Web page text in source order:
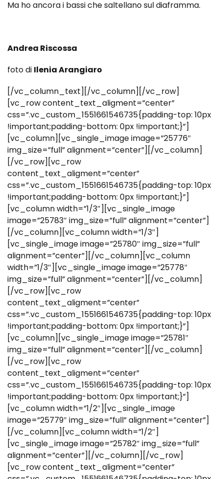
Ma ho ancora i bassi che saltellano sul diaframma.
Andrea Riscossa
foto di Ilenia Arangiaro
[/vc_column_text][/vc_column][/vc_row]
[vc_row content_text_aligment=”center”
css=”.vc_custom_1551661546735{padding-top: 10px
!important;padding-bottom: 0px !important;}”]
[vc_column][vc_single_image image=”25776″
img_size=”full” alignment=”center”][/vc_column]
[/vc_row][vc_row
content_text_aligment=”center”
css=”.vc_custom_1551661546735{padding-top: 10px
!important;padding-bottom: 0px !important;}”]
[vc_column width=”1/3″][vc_single_image
image=”25783″ img_size=”full” alignment=”center”]
[/vc_column][vc_column width=”1/3″]
[vc_single_image image=”25780″ img_size=”full”
alignment=”center”][/vc_column][vc_column
width=”1/3″][vc_single_image image=”25778″
img_size=”full” alignment=”center”][/vc_column]
[/vc_row][vc_row
content_text_aligment=”center”
css=”.vc_custom_1551661546735{padding-top: 10px
!important;padding-bottom: 0px !important;}”]
[vc_column][vc_single_image image=”25781″
img_size=”full” alignment=”center”][/vc_column]
[/vc_row][vc_row
content_text_aligment=”center”
css=”.vc_custom_1551661546735{padding-top: 10px
!important;padding-bottom: 0px !important;}”]
[vc_column width=”1/2″][vc_single_image
image=”25779″ img_size=”full” alignment=”center”]
[/vc_column][vc_column width=”1/2″]
[vc_single_image image=”25782″ img_size=”full”
alignment=”center”][/vc_column][/vc_row]
[vc_row content_text_aligment=”center”